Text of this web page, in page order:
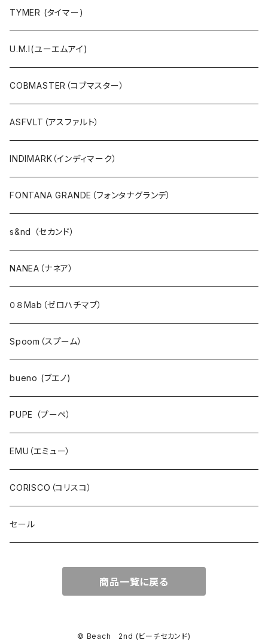
Ｔシャツ・シャツ（5・7分袖）
Ｔシャツ・シャツ（半袖）
タンクトップ
プルオーバー・カットソー
ブラウス・ポンチョ
パーカ・フード
カーディガン
アウター・ダウン・コート
ジャケット・ブルゾン・羽織
ベスト・ダウンベスト
ワンピース・チュニック
スカート・ジャンパースカート
パンツ・ジーンズ
サロペット・サスペンダー・オールインワン
デニム
ボア・フリース
サーマル・ワッフル
TYMER (タイマー)
U.M.I(ユーエムアイ)
COBMASTER（コブマスター）
ASFVLT（アスファルト）
INDIMARK（インディマーク）
FONTANA GRANDE（フォンタナグランデ）
s&nd （セカンド）
NANEA（ナネア）
０８Mab（ゼロハチマブ）
Spoom（スプーム）
bueno (ブエノ)
PUPE （プーペ）
EMU（エミュー）
CORISCO（コリスコ）
セール
商品一覧に戻る
© Beach 2nd (ビーチセカンド)